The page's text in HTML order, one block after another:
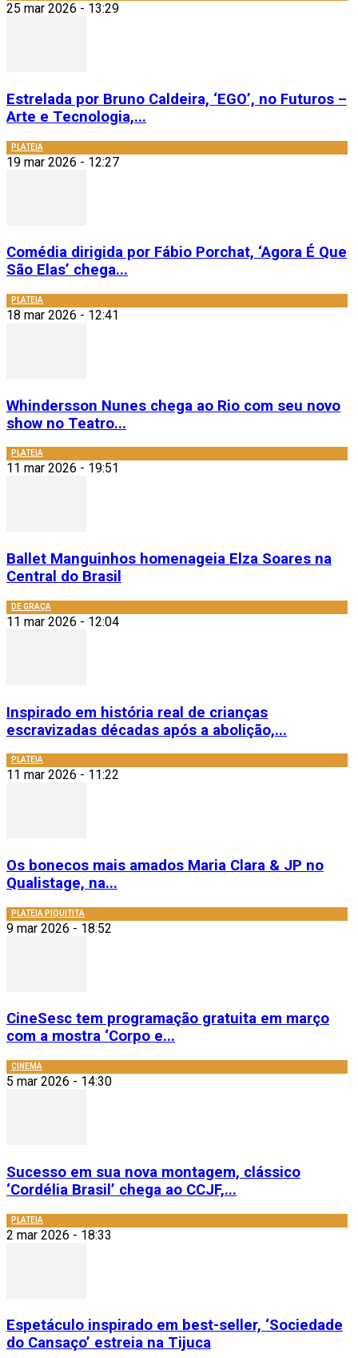
25 mar 2026 - 13:29
Estrelada por Bruno Caldeira, ‘EGO’, no Futuros –
Arte e Tecnologia,...
PLATEIA
19 mar 2026 - 12:27
Comédia dirigida por Fábio Porchat, ‘Agora É Que
São Elas’ chega...
PLATEIA
18 mar 2026 - 12:41
Whindersson Nunes chega ao Rio com seu novo
show no Teatro...
PLATEIA
11 mar 2026 - 19:51
Ballet Manguinhos homenageia Elza Soares na
Central do Brasil
DE GRAÇA
11 mar 2026 - 12:04
Inspirado em história real de crianças
escravizadas décadas após a abolição,...
PLATEIA
11 mar 2026 - 11:22
Os bonecos mais amados Maria Clara & JP no
Qualistage, na...
PLATEIA PIQUITITA
9 mar 2026 - 18:52
CineSesc tem programação gratuita em março
com a mostra ‘Corpo e...
CINEMA
5 mar 2026 - 14:30
Sucesso em sua nova montagem, clássico
‘Cordélia Brasil’ chega ao CCJF,...
PLATEIA
2 mar 2026 - 18:33
Espetáculo inspirado em best-seller, ‘Sociedade
do Cansaço’ estreia na Tijuca